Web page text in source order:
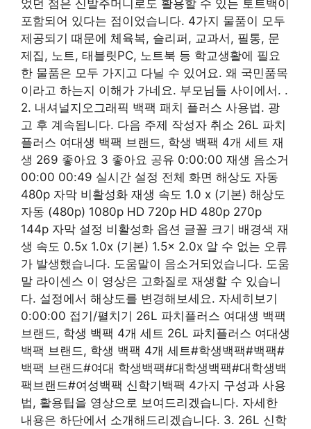
었던 점은 신발주머니로도 활용할 수 있는 토트백이
포함되어 있다는 점이었습니다. 4가지 물품이 모두
제공되기 때문에 체육복, 슬리퍼, 교과서, 필통, 문
제집, 노트, 태블릿PC, 노트북 등 학교생활에 필요
한 물품은 모두 가지고 다닐 수 있어요. 왜 국민품목
이라고 하는지 이해가 가네요. 부모님들 사이에서. .
2. 내셔널지오그래픽 백팩 패치 플러스 사용법. 광
고 후 계속됩니다. 다음 주제 작성자 취소 26L 파치
플러스 여대생 백팩 브랜드, 학생 백팩 4개 세트 재
생 269 좋아요 3 좋아요 공유 0:00:00 재생 음소거
00:00 00:49 실시간 설정 전체 화면 해상도 자동
480p 자막 비활성화 재생 속도 1.0 x (기본) 해상도
자동 (480p) 1080p HD 720p HD 480p 270p
144p 자막 설정 비활성화 옵션 글꼴 크기 배경색 재
생 속도 0.5x 1.0x (기본) 1.5x 2.0x 알 수 없는 오류
가 발생했습니다. 도움말이 음소거되었습니다. 도움
말 라이센스 이 영상은 고화질로 재생할 수 있습니
다. 설정에서 해상도를 변경해보세요. 자세히보기
0:00:00 접기/펼치기 26L 파치플러스 여대생 백팩
브랜드, 학생 백팩 4개 세트 26L 파치플러스 여대생
백팩 브랜드, 학생 백팩 4개 세트#학생백팩#백팩#
백팩 브랜드#여대 학생백팩#대학생백팩#대학생백
팩브랜드#여성백팩 신학기백팩 4가지 구성과 사용
법, 활용팁을 영상으로 보여드리겠습니다. 자세한
내용은 하단에서 소개해드리겠습니다. 3. 26L 신학